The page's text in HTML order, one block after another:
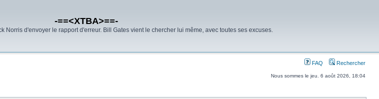
-==<XTBA>==-
Norris d'envoyer le rapport d'erreur. Bill Gates vient le chercher lui même, avec toutes ses excuses.
FAQ Rechercher
Nous sommes le jeu. 6 août 2026, 18:04